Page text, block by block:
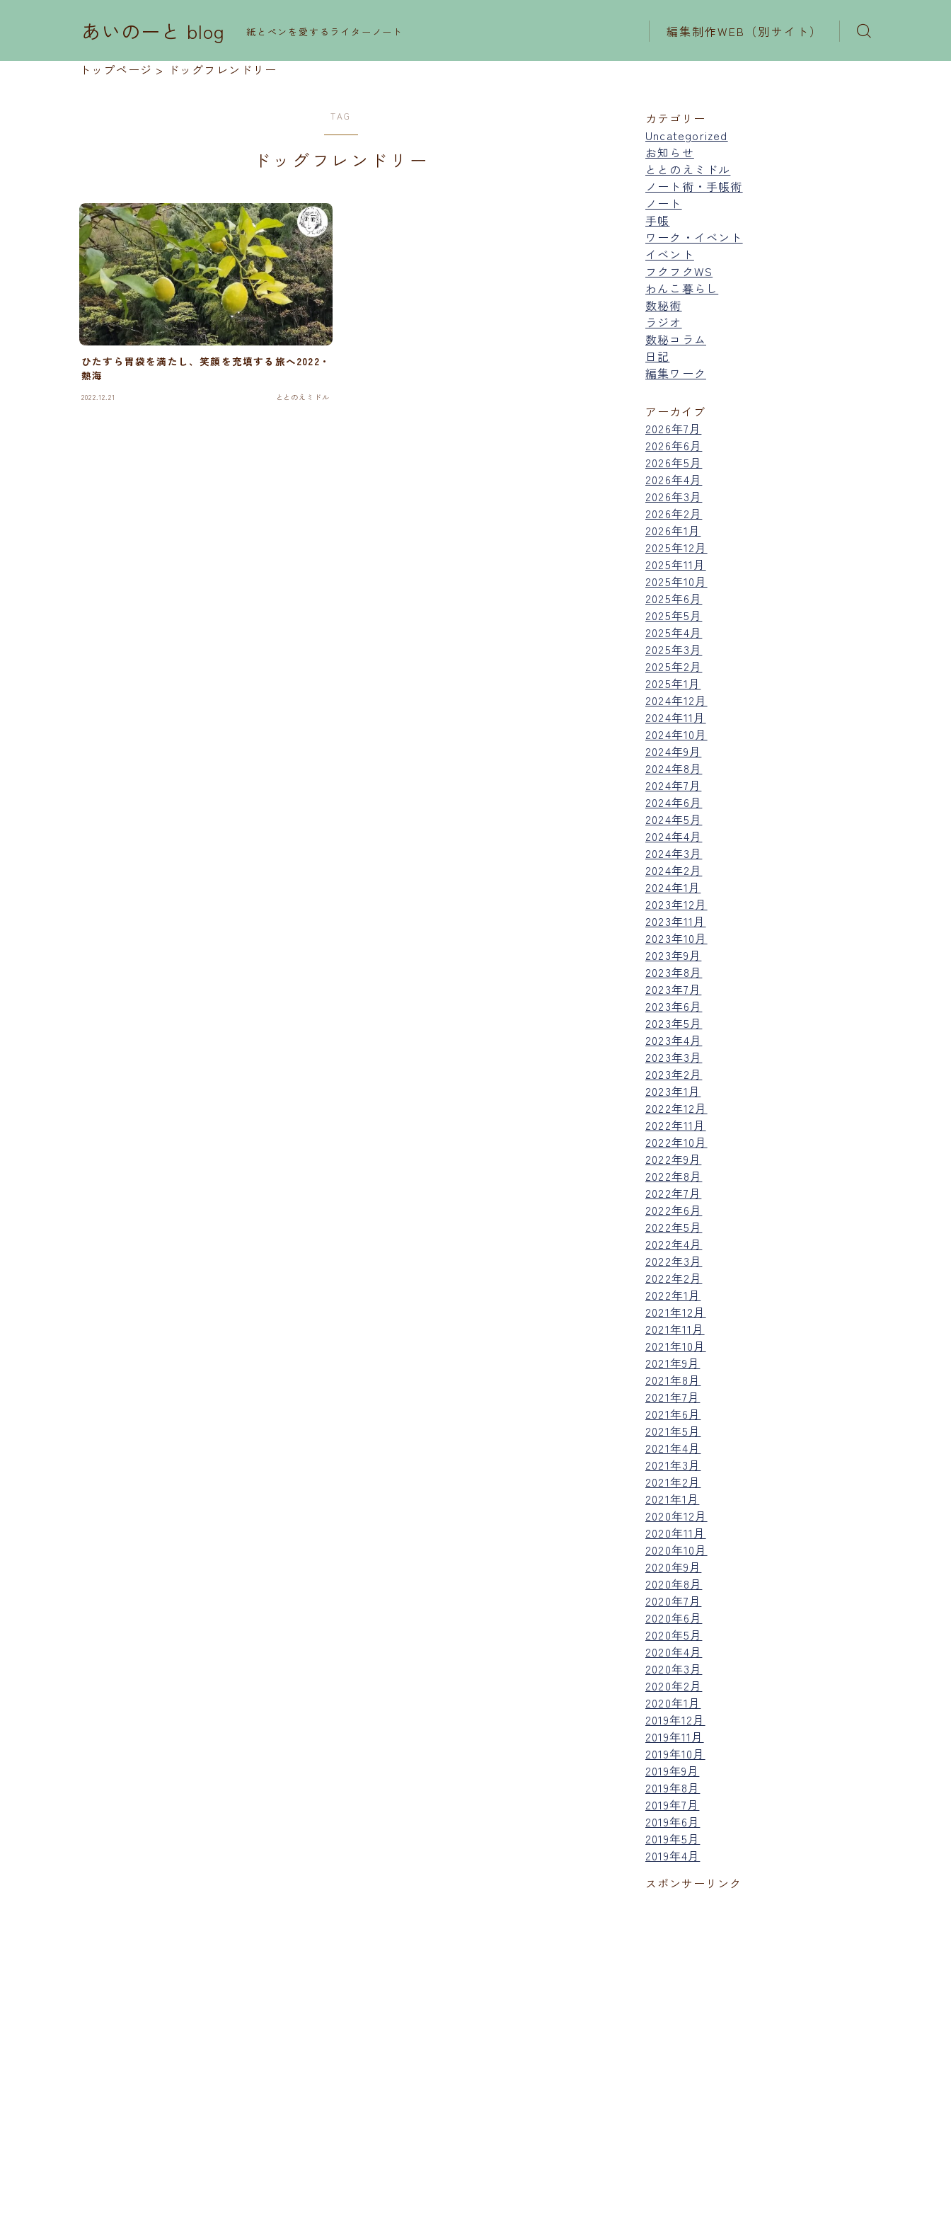
あいのーと blog 紙とペンを愛するライターノート 編集制作WEB（別サイト）
トップページ > ドッグフレンドリー
TAG
ドッグフレンドリー
ひたすら胃袋を満たし、笑顔を充填する旅へ2022・
熱海
2022.12.21 ととのえミドル
カテゴリー
Uncategorized
お知らせ
ととのえミドル
ノート術・手帳術
ノート
手帳
ワーク・イベント
イベント
フクフクWS
わんこ暮らし
数秘術
ラジオ
数秘コラム
日記
編集ワーク
アーカイブ
2026年7月
2026年6月
2026年5月
2026年4月
2026年3月
2026年2月
2026年1月
2025年12月
2025年11月
2025年10月
2025年6月
2025年5月
2025年4月
2025年3月
2025年2月
2025年1月
2024年12月
2024年11月
2024年10月
2024年9月
2024年8月
2024年7月
2024年6月
2024年5月
2024年4月
2024年3月
2024年2月
2024年1月
2023年12月
2023年11月
2023年10月
2023年9月
2023年8月
2023年7月
2023年6月
2023年5月
2023年4月
2023年3月
2023年2月
2023年1月
2022年12月
2022年11月
2022年10月
2022年9月
2022年8月
2022年7月
2022年6月
2022年5月
2022年4月
2022年3月
2022年2月
2022年1月
2021年12月
2021年11月
2021年10月
2021年9月
2021年8月
2021年7月
2021年6月
2021年5月
2021年4月
2021年3月
2021年2月
2021年1月
2020年12月
2020年11月
2020年10月
2020年9月
2020年8月
2020年7月
2020年6月
2020年5月
2020年4月
2020年3月
2020年2月
2020年1月
2019年12月
2019年11月
2019年10月
2019年9月
2019年8月
2019年7月
2019年6月
2019年5月
2019年4月
スポンサーリンク